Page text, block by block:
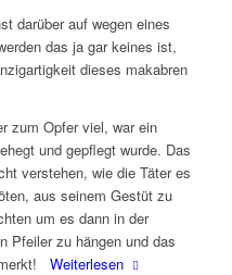
darüber auf wegen eines
das ja gar keines ist,
dieses makabren
zum Opfer viel, war ein
und gepflegt wurde. Das
verstehen, wie die Täter es
aus seinem Gestüt zu
um es dann in der
Pfeiler zu hängen und das
Weiterlesen